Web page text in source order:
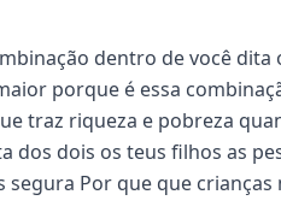
dentro de você dita
porque é essa
traz riqueza e pobreza
dos dois os teus filhos as
Por que que crianças